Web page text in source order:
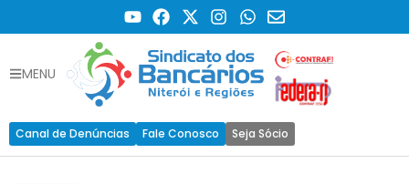
MENU
Canal de Denúncias Fale Conosco Seja Sócio